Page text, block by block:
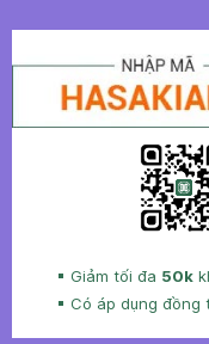
Giảm tối đa 50k
Có áp dụng đồng